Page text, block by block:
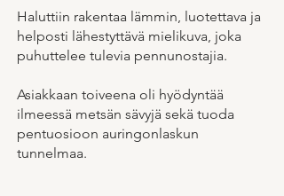
Haluttiin rakentaa lämmin, luotettava ja
helposti lähestyttävä mielikuva, joka
puhuttelee tulevia pennunostajia.
Asiakkaan toiveena oli hyödyntää
ilmeessä metsän sävyjä sekä tuoda
pentuosioon auringonlaskun
tunnelmaa.